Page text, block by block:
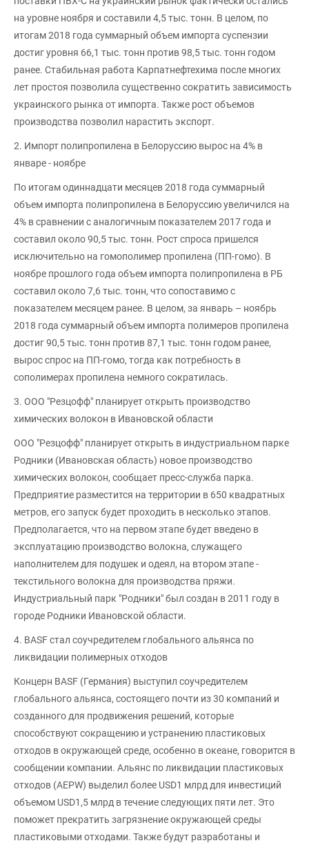
на уровне ноября и составили 4,5 тыс. тонн. В целом, по
итогам 2018 года суммарный объем импорта суспензии
достиг уровня 66,1 тыс. тонн против 98,5 тыс. тонн годом
ранее. Стабильная работа Карпатнефтехима после многих
лет простоя позволила существенно сократить зависимость
украинского рынка от импорта. Также рост объемов
производства позволил нарастить экспорт.
2. Импорт полипропилена в Белоруссию вырос на 4% в
январе - ноябре
По итогам одиннадцати месяцев 2018 года суммарный
объем импорта полипропилена в Белоруссию увеличился на
4% в сравнении с аналогичным показателем 2017 года и
составил около 90,5 тыс. тонн. Рост спроса пришелся
исключительно на гомополимер пропилена (ПП-гомо). В
ноябре прошлого года объем импорта полипропилена в РБ
составил около 7,6 тыс. тонн, что сопоставимо с
показателем месяцем ранее. В целом, за январь – ноябрь
2018 года суммарный объем импорта полимеров пропилена
достиг 90,5 тыс. тонн против 87,1 тыс. тонн годом ранее,
вырос спрос на ПП-гомо, тогда как потребность в
сополимерах пропилена немного сократилась.
3. ООО "Резцофф" планирует открыть производство
химических волокон в Ивановской области
ООО "Резцофф" планирует открыть в индустриальном парке
Родники (Ивановская область) новое производство
химических волокон, сообщает пресс-служба парка.
Предприятие разместится на территории в 650 квадратных
метров, его запуск будет проходить в несколько этапов.
Предполагается, что на первом этапе будет введено в
эксплуатацию производство волокна, служащего
наполнителем для подушек и одеял, на втором этапе -
текстильного волокна для производства пряжи.
Индустриальный парк "Родники" был создан в 2011 году в
городе Родники Ивановской области.
4. BASF стал соучредителем глобального альянса по
ликвидации полимерных отходов
Концерн BASF (Германия) выступил соучредителем
глобального альянса, состоящего почти из 30 компаний и
созданного для продвижения решений, которые
способствуют сокращению и устранению пластиковых
отходов в окружающей среде, особенно в океане, говорится в
сообщении компании. Альянс по ликвидации пластиковых
отходов (AEPW) выделил более USD1 млрд для инвестиций
объемом USD1,5 млрд в течение следующих пяти лет. Это
поможет прекратить загрязнение окружающей среды
пластиковыми отходами. Также будут разработаны и